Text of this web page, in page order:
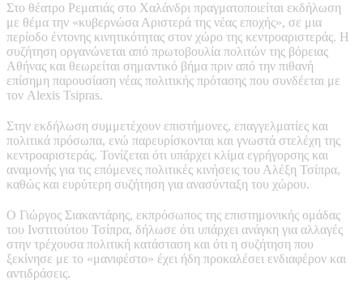
Στο θέατρο Ρεματιάς στο Χαλάνδρι πραγματοποιείται εκδήλωση
με θέμα την «κυβερνώσα Αριστερά της νέας εποχής», σε μια
περίοδο έντονης κινητικότητας στον χώρο της κεντροαριστεράς. Η
συζήτηση οργανώνεται από πρωτοβουλία πολιτών της βόρειας
Αθήνας και θεωρείται σημαντικό βήμα πριν από την πιθανή
επίσημη παρουσίαση νέας πολιτικής πρότασης που συνδέεται με
τον Alexis Tsipras.
Στην εκδήλωση συμμετέχουν επιστήμονες, επαγγελματίες και
πολιτικά πρόσωπα, ενώ παρευρίσκονται και γνωστά στελέχη της
κεντροαριστεράς. Τονίζεται ότι υπάρχει κλίμα εγρήγορσης και
αναμονής για τις επόμενες πολιτικές κινήσεις του Αλέξη Τσίπρα,
καθώς και ευρύτερη συζήτηση για ανασύνταξη του χώρου.
Ο Γιώργος Σιακαντάρης, εκπρόσωπος της επιστημονικής ομάδας
του Ινστιτούτου Τσίπρα, δήλωσε ότι υπάρχει ανάγκη για αλλαγές
στην τρέχουσα πολιτική κατάσταση και ότι η συζήτηση που
ξεκίνησε με το «μανιφέστο» έχει ήδη προκαλέσει ενδιαφέρον και
αντιδράσεις.